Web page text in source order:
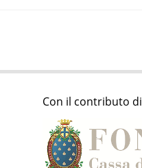
Con il contributo di